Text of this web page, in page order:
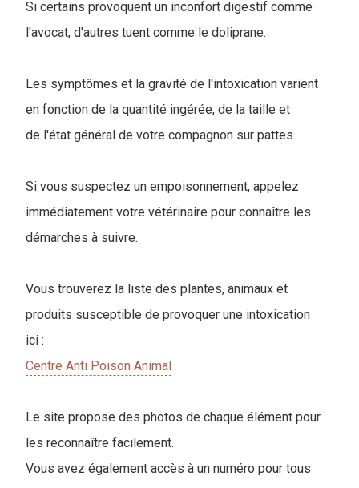
Si certains provoquent un inconfort digestif comme
l'avocat, d'autres tuent comme le doliprane.
Les symptômes et la gravité de l'intoxication varient
en fonction de la quantité ingérée, de la taille et
de l'état général de votre compagnon sur pattes.
Si vous suspectez un empoisonnement, appelez
immédiatement votre vétérinaire pour connaître les
démarches à suivre.
Vous trouverez la liste des plantes, animaux et
produits susceptible de provoquer une intoxication
ici :
Centre Anti Poison Animal
Le site propose des photos de chaque élément pour
les reconnaître facilement.
Vous avez également accès à un numéro pour tous